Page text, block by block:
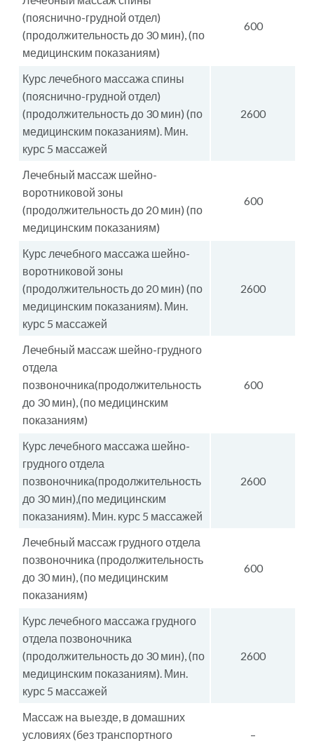
(пояснично-грудной отдел)
(продолжительность до 30 мин), (по
медицинским показаниям)
600
Курс лечебного массажа спины
(пояснично-грудной отдел)
(продолжительность до 30 мин) (по
медицинским показаниям). Мин.
курс 5 массажей
2600
Лечебный массаж шейно-
воротниковой зоны
(продолжительность до 20 мин) (по
медицинским показаниям)
600
Курс лечебного массажа шейно-
воротниковой зоны
(продолжительность до 20 мин) (по
медицинским показаниям). Мин.
курс 5 массажей
2600
Лечебный массаж шейно-грудного
отдела
позвоночника(продолжительность
до 30 мин), (по медицинским
показаниям)
600
Курс лечебного массажа шейно-
грудного отдела
позвоночника(продолжительность
до 30 мин),(по медицинским
показаниям). Мин. курс 5 массажей
2600
Лечебный массаж грудного отдела
позвоночника (продолжительность
до 30 мин), (по медицинским
показаниям)
600
Курс лечебного массажа грудного
отдела позвоночника
(продолжительность до 30 мин), (по
медицинским показаниям). Мин.
курс 5 массажей
2600
Массаж на выезде, в домашних
условиях (без транспортного
–